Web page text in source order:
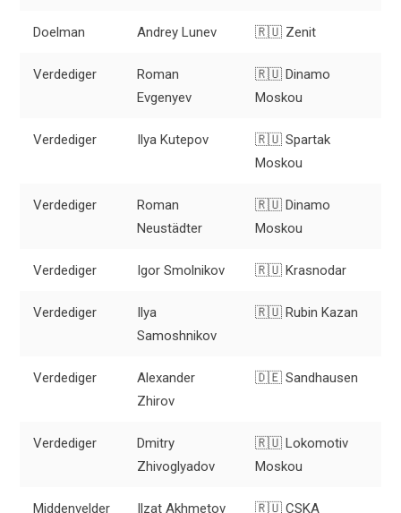
Doelman Andrey Lunev 🇷🇺 Zenit
Verdediger
Roman
Evgenyev
🇷🇺 Dinamo
Moskou
Verdediger Ilya Kutepov
🇷🇺 Spartak
Moskou
Verdediger
Roman
Neustädter
🇷🇺 Dinamo
Moskou
Verdediger Igor Smolnikov 🇷🇺 Krasnodar
Verdediger
Ilya
Samoshnikov
🇷🇺 Rubin Kazan
Verdediger
Alexander
Zhirov
🇩🇪 Sandhausen
Verdediger
Dmitry
Zhivoglyadov
🇷🇺 Lokomotiv
Moskou
Middenvelder Ilzat Akhmetov 🇷🇺 CSKA